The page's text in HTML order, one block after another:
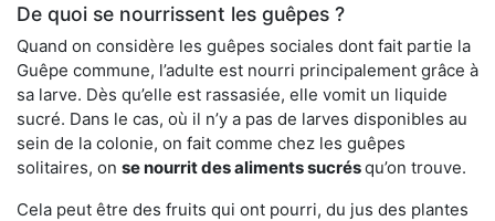
De quoi se nourrissent les guêpes ?
Quand on considère les guêpes sociales dont fait partie la
Guêpe commune, l’adulte est nourri principalement grâce à
sa larve. Dès qu’elle est rassasiée, elle vomit un liquide
sucré. Dans le cas, où il n’y a pas de larves disponibles au
sein de la colonie, on fait comme chez les guêpes
solitaires, on se nourrit des aliments sucrésqu’on trouve.
Cela peut être des fruits qui ont pourri, du jus des plantes